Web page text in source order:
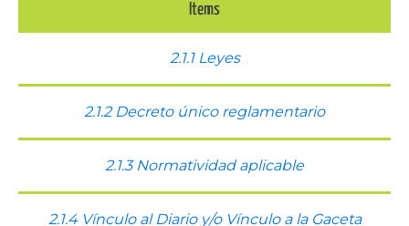
Items
2.1.1 Leyes
2.1.2 Decreto único reglamentario
2.1.3 Normatividad aplicable
2.1.4 Vínculo al Diario y/o Vínculo a la Gaceta